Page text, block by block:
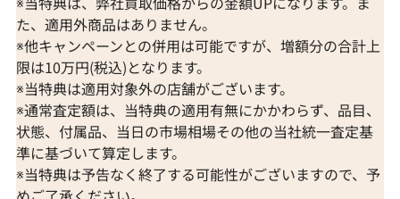
た、適用外商品はありません。
※他キャンペーンとの併用は可能ですが、増額分の合計上
限は10万円(税込)となります。
※当特典は適用対象外の店舗がございます。
※通常査定額は、当特典の適用有無にかかわらず、品目、
状態、付属品、当日の市場相場その他の当社統一査定基
準に基づいて算定します。
※当特典は予告なく終了する可能性がございますので、予